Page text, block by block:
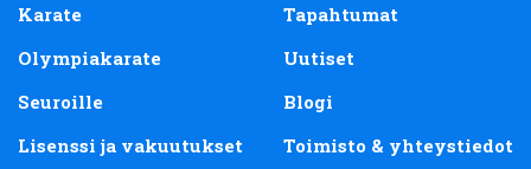
Karate
Olympiakarate
Seuroille
Lisenssi ja vakuutukset
Tapahtumat
Uutiset
Blogi
Toimisto & yhteystiedot